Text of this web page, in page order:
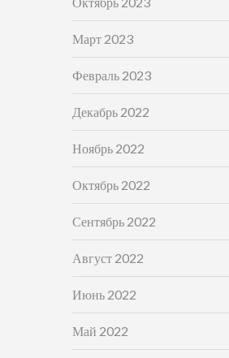
Март 2023
Февраль 2023
Декабрь 2022
Ноябрь 2022
Октябрь 2022
Сентябрь 2022
Август 2022
Июнь 2022
Май 2022